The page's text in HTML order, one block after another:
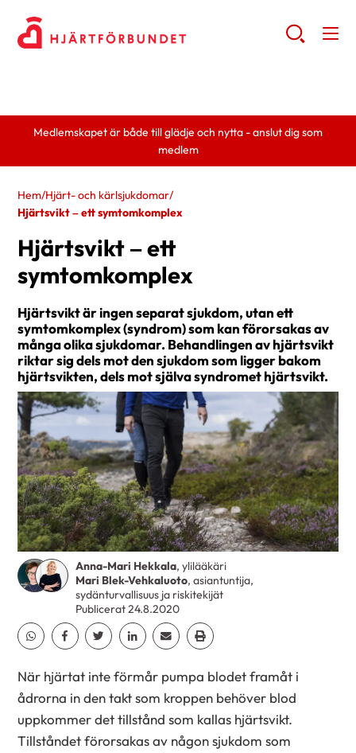
Medlemskapet är både till glädje och nytta - anslut dig som
medlem
Hem/Hjärt- och kärlsjukdomar/
Hjärtsvikt – ett symtomkomplex
Hjärtsvikt – ett
symtomkomplex
Hjärtsvikt är ingen separat sjukdom, utan ett
symtomkomplex (syndrom) som kan förorsakas av
många olika sjukdomar. Behandlingen av hjärtsvikt
riktar sig dels mot den sjukdom som ligger bakom
hjärtsvikten, dels mot själva syndromet hjärtsvikt.
Anna-Mari Hekkala, ylilääkäri
Mari Blek-Vehkaluoto, asiantuntija,
sydänturvallisuus ja riskitekijät
Publicerat 24.8.2020
Dela Whatsapp
Dela Facebook
Dela TwitterDela LinkedinDela EmailDela Print
När hjärtat inte förmår pumpa blodet framåt i
ådrorna in den takt som kroppen behöver blod
uppkommer det tillstånd som kallas hjärtsvikt.
Tillståndet förorsakas av någon sjukdom som